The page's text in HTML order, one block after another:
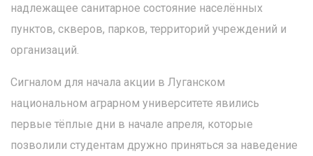
надлежащее санитарное состояние населённых
пунктов, скверов, парков, территорий учреждений и
организаций.
Сигналом для начала акции в Луганском
национальном аграрном университете явились
первые тёплые дни в начале апреля, которые
позволили студентам дружно приняться за наведение